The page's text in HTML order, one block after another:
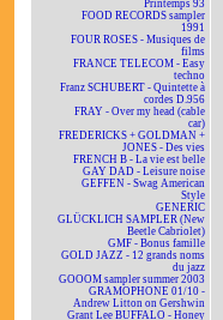
Printemps 93
FOOD RECORDS sampler
1991
FOUR ROSES - Musiques de
films
FRANCE TELECOM - Easy
techno
Franz SCHUBERT - Quintette à
cordes D.956
FRAY - Over my head (cable
car)
FREDERICKS + GOLDMAN +
JONES - Des vies
FRENCH B - La vie est belle
GAY DAD - Leisure noise
GEFFEN - Swag American
Style
GENERIC
GLÜCKLICH SAMPLER (New
Beetle Cabriolet)
GMF - Bonus famille
GOLD JAZZ - 12 grands noms
du jazz
GOOOM sampler summer 2003
GRAMOPHONE 01/10 -
Andrew Litton on Gershwin
Grant Lee BUFFALO - Honey